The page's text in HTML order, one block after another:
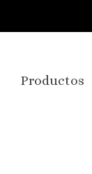
Productos